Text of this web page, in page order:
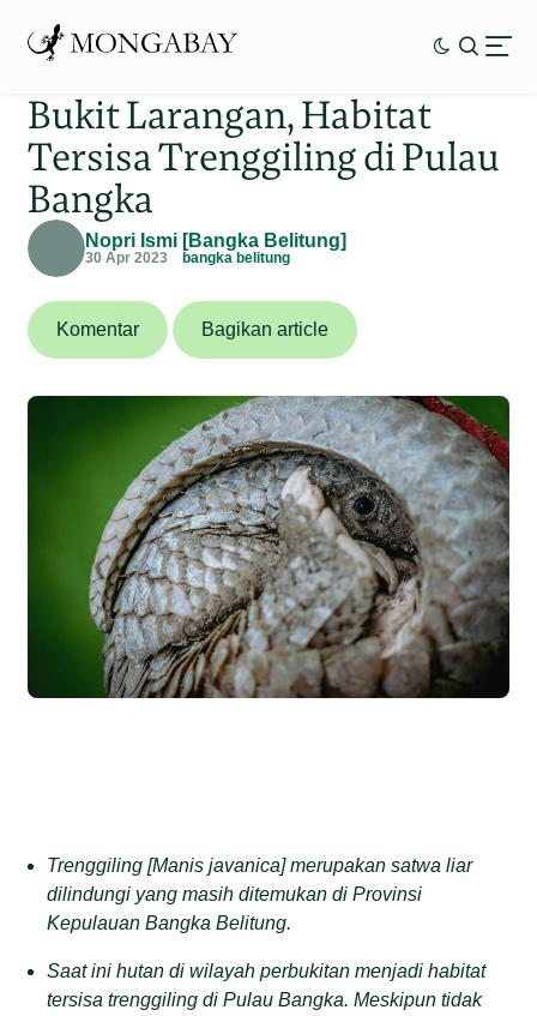
Bukit Larangan, Habitat
Tersisa Trenggiling di Pulau
Bangka
Nopri Ismi [Bangka Belitung]
30 Apr 2023 bangka belitung
Komentar Bagikan article
Trenggiling [Manisjavanica] merupakan satwaliar
dilindungi yangmasih ditemukandi Provinsi
Kepulauan Bangka Belitung.
Saat ini hutan di wilayah perbukitan menjadi habitat
tersisa trenggiling di Pulau Bangka.Meskipuntidak